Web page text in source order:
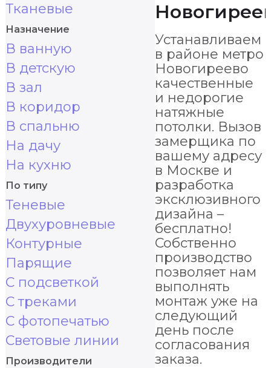
Тканевые
Назначение
В ванную
В детскую
В зал
В коридор
В спальню
На дачу
На кухню
По типу
Теневые
Двухуровневые
Контурные
Парящие
С подсветкой
С треками
С фотопечатью
Световые линии
Производители
Устанавливаем
в районе метро
Новогиреево
качественные
и недорогие
натяжные
потолки. Вызов
замерщика по
вашему адресу
в Москве и
разработка
эксклюзивного
дизайна –
бесплатно!
Собственно
производство
позволяет нам
выполнять
монтаж уже на
следующий
день после
согласования
заказа.